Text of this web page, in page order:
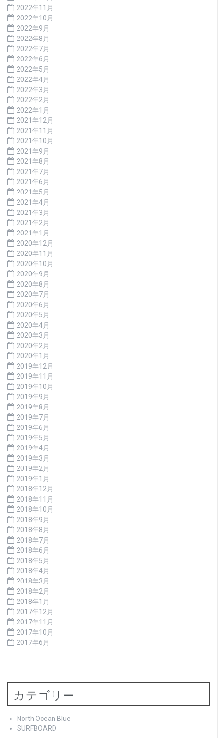
2022年11月
2022年10月
2022年9月
2022年8月
2022年7月
2022年6月
2022年5月
2022年4月
2022年3月
2022年2月
2022年1月
2021年12月
2021年11月
2021年10月
2021年9月
2021年8月
2021年7月
2021年6月
2021年5月
2021年4月
2021年3月
2021年2月
2021年1月
2020年12月
2020年11月
2020年10月
2020年9月
2020年8月
2020年7月
2020年6月
2020年5月
2020年4月
2020年3月
2020年2月
2020年1月
2019年12月
2019年11月
2019年10月
2019年9月
2019年8月
2019年7月
2019年6月
2019年5月
2019年4月
2019年3月
2019年2月
2019年1月
2018年12月
2018年11月
2018年10月
2018年9月
2018年8月
2018年7月
2018年6月
2018年5月
2018年4月
2018年3月
2018年2月
2018年1月
2017年12月
2017年11月
2017年10月
2017年6月
カテゴリー
North Ocean Blue
SURFBOARD